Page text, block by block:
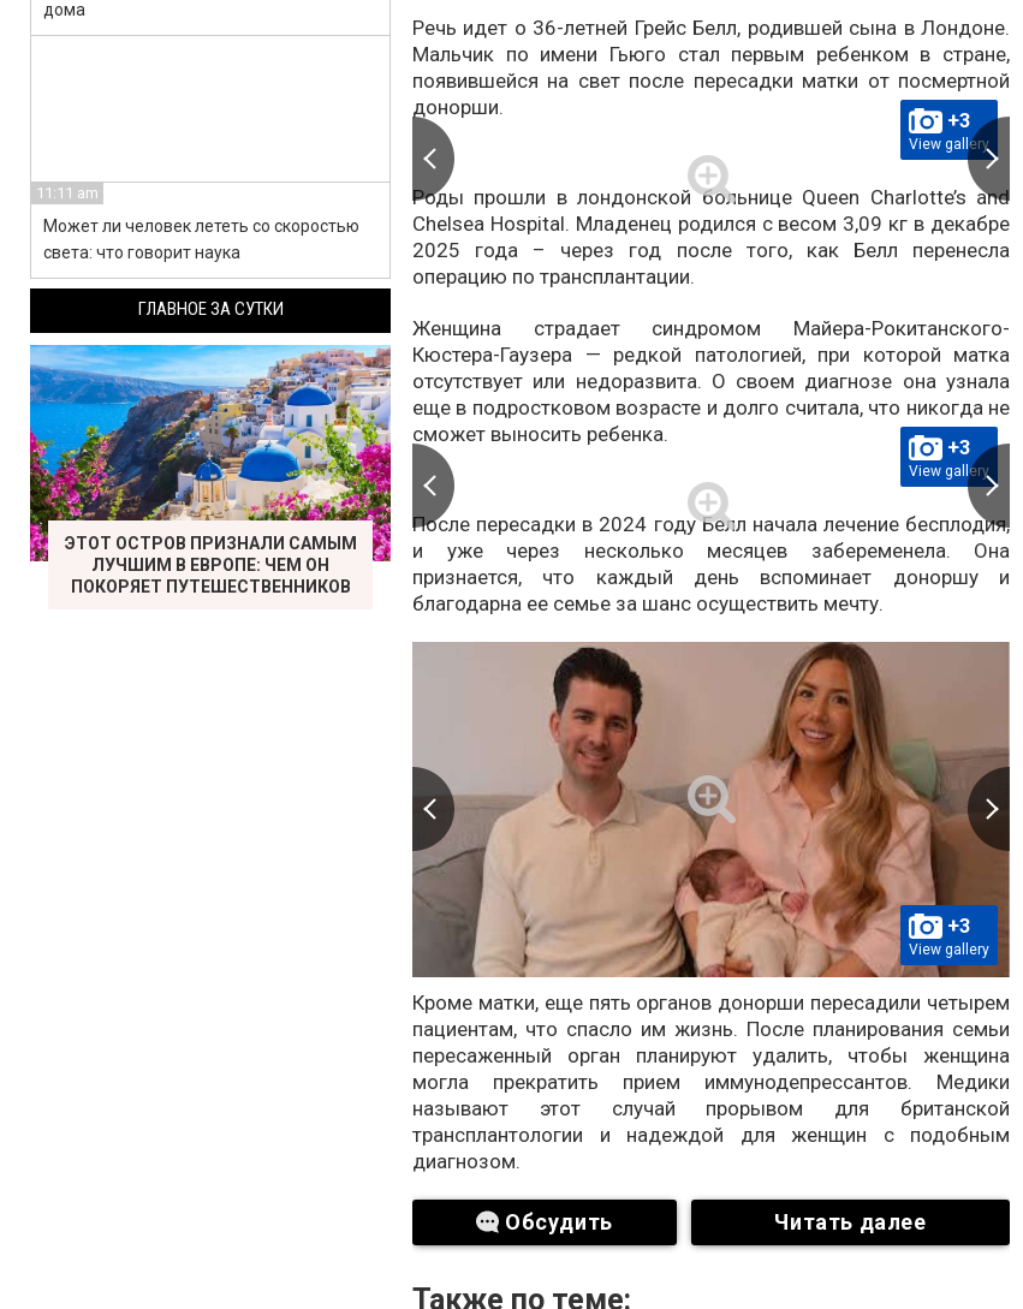
Речь идет о 36-летней Грейс Белл, родившей сына в Лондоне.
Мальчик по имени Гьюго стал первым ребенком в стране,
появившейся на свет после пересадки матки от посмертной
донорши.
+3
View gallery
Роды прошли в лондонской больнице Queen Charlotte’s and
Chelsea Hospital. Младенец родился с весом 3,09 кг в декабре
2025 года – через год после того, как Белл перенесла
операцию по трансплантации.
Женщина страдает синдромом Майера-Рокитанского-
Кюстера-Гаузера — редкой патологией, при которой матка
отсутствует или недоразвита. О своем диагнозе она узнала
еще в подростковом возрасте и долго считала, что никогда не
сможет выносить ребенка.
+3
View gallery
После пересадки в 2024 году Белл начала лечение бесплодия,
и уже через несколько месяцев забеременела. Она
признается, что каждый день вспоминает доноршу и
благодарна ее семье за ​​шанс осуществить мечту.
+3
View gallery
Кроме матки, еще пять органов донорши пересадили четырем
пациентам, что спасло им жизнь. После планирования семьи
пересаженный орган планируют удалить, чтобы женщина
могла прекратить прием иммунодепрессантов. Медики
называют этот случай прорывом для британской
трансплантологии и надеждой для женщин с подобным
диагнозом.
Обсудить Читать далее
Также по теме:
дома
11:11 am
Может ли человек лететь со скоростью
света: что говорит наука
ГЛАВНОЕ ЗА СУТКИ
ЭТОТ ОСТРОВ ПРИЗНАЛИ САМЫМ
ЛУЧШИМ В ЕВРОПЕ: ЧЕМ ОН
ПОКОРЯЕТ ПУТЕШЕСТВЕННИКОВ